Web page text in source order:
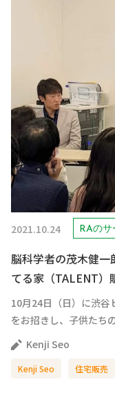
2021.10.24 RAのサ
脳科学者の茂木健一
てる家（TALENT）
10月24日（日）に渋谷
をお招きし、子供たち
Kenji Seo
Kenji Seo 住宅販売